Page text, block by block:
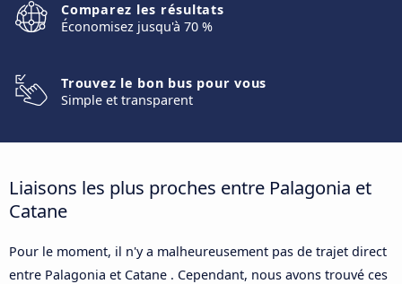
Comparez les résultats
Économisez jusqu'à 70 %
Trouvez le bon bus pour vous
Simple et transparent
Liaisons les plus proches entre Palagonia et
Catane
Pour le moment, il n'y a malheureusement pas de trajet direct
entre Palagonia et Catane . Cependant, nous avons trouvé ces